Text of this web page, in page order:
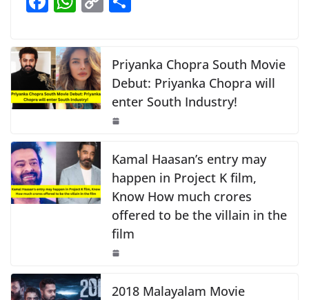
b
o
k
A
p
Li
c
e
b
o
k
at
s
A
p
y
Li
n
k
e
Priyanka Chopra South Movie
Debut: Priyanka Chopra will
enter South Industry!
Kamal Haasan’s entry may
happen in Project K film,
Know How much crores
offered to be the villain in the
film
2018 Malayalam Movie